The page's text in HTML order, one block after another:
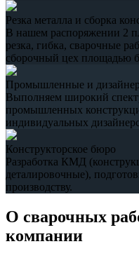
Резка металла и сборка
В нашем распоряжении 2
резка, гибка, сварочные
сборочный цех площадью
Промышленные и
Выполняем широкий
промышленных
индивидуальных
Конструкторское бюро
Разработка КМД
деталировочные),
производству.
О сварочных
компании